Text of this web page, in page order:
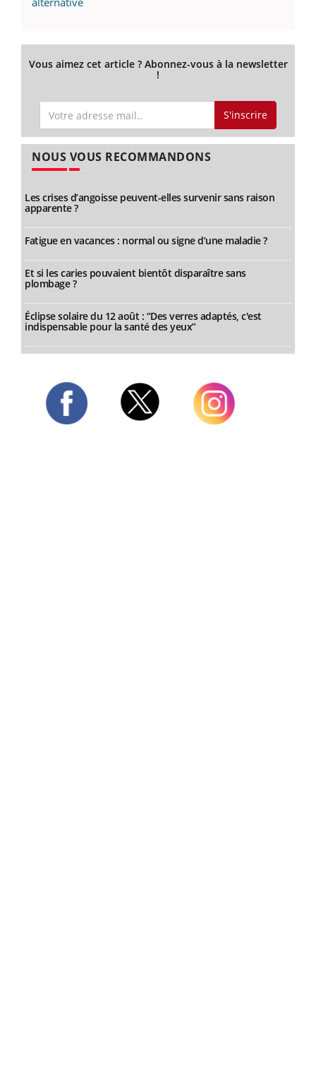
Vous aimez cet article ? Abonnez-vous à la newsletter
!
S'inscrire
NOUS VOUS RECOMMANDONS
Les crises d’angoisse peuvent-elles survenir sans raison
apparente ?
Fatigue en vacances : normal ou signe d’une maladie ?
Et si les caries pouvaient bientôt disparaître sans
plombage ?
Éclipse solaire du 12 août : “Des verres adaptés, c'est
indispensable pour la santé des yeux”